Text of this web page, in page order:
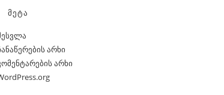
Მეტა
არხი
არხი